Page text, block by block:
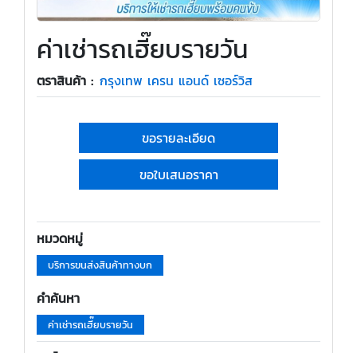
ค่าเช่ารถเฮี๊ยบรายวัน
ตราสินค้า : กรุงเทพ เครน แอนด์ เซอร์วิส
ขอรายละเอียด
ขอใบเสนอราคา
หมวดหมู่
บริการขนส่งสินค้าทางบก
คำค้นหา
ค่าเช่ารถเฮี๊ยบรายวัน